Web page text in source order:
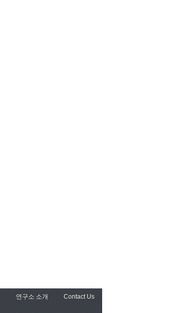
Contact Us
연구소 소개